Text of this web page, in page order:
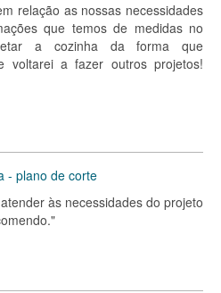
relação as nossas necessidades
que temos de medidas no
a cozinha da forma que
voltarei a fazer outros projetos!
- plano de corte
às necessidades do projeto